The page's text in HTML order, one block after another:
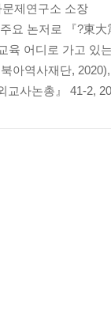
)촌 요노도리(與野
)정 사건
야시타(宮下) 사건
헤비쿠보(蛇窪) 사건
수로(放水…路) 사
타(大畑) 사건
?)촌 사건
건
건
제연구소 소장
요 논저로 『?東
육 어디로 가고 있
아역사재단,
교사논총』 41-2,